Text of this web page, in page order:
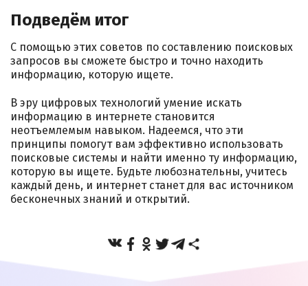
Подведём итог
С помощью этих советов по составлению поисковых
запросов вы сможете быстро и точно находить
информацию, которую ищете.
В эру цифровых технологий умение искать
информацию в интернете становится
неотъемлемым навыком. Надеемся, что эти
принципы помогут вам эффективно использовать
поисковые системы и найти именно ту информацию,
которую вы ищете. Будьте любознательны, учитесь
каждый день, и интернет станет для вас источником
бесконечных знаний и открытий.